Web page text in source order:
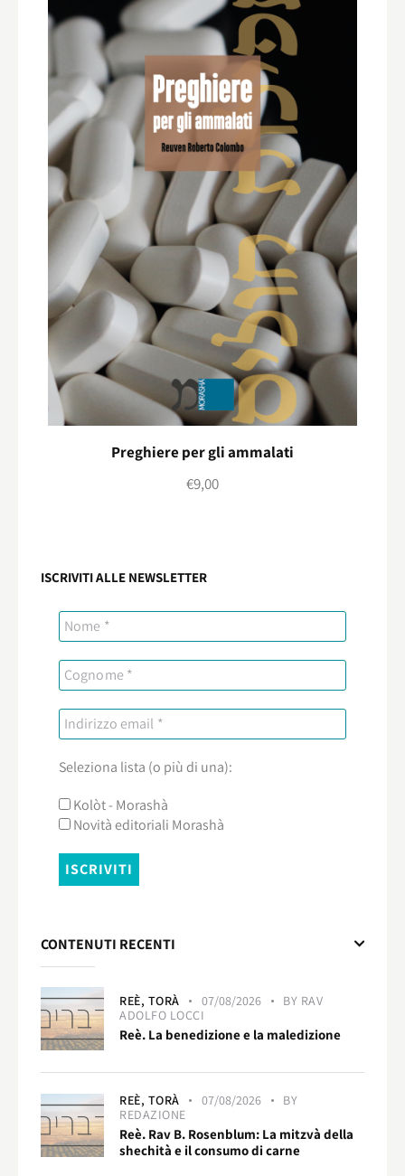
Preghiere per gli ammalati
€9,00
ISCRIVITI ALLE NEWSLETTER
Seleziona lista (o più di una):
Kolòt - Morashà
Novità editoriali Morashà
CONTENUTI RECENTI
REÈ, TORÀ 07/08/2026 BY RAV
ADOLFO LOCCI
Reè. La benedizione e la maledizione
REÈ, TORÀ 07/08/2026
BY
REDAZIONE
Reè. Rav B. Rosenblum: La mitzvà della
shechità e il consumo di carne